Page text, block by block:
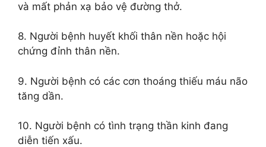
và mất phản xạ bảo vệ đường thở.
8. Người bệnh huyết khối thân nền hoặc hội
chứng đỉnh thân nền.
9. Người bệnh có các cơn thoáng thiếu máu não
tăng dần.
10. Người bệnh có tình trạng thần kinh đang
diễn tiến xấu.